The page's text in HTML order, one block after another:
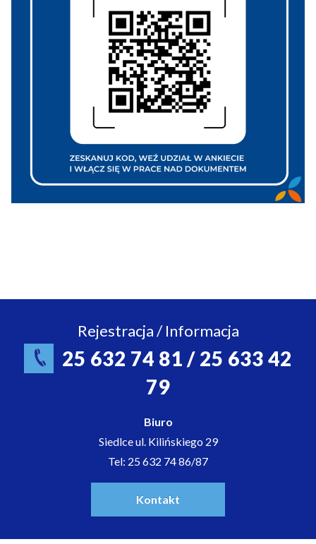
Rejestracja / Informacja
25 632 74 81 / 25 633 42
79
Biuro
Siedlce ul. Kilińskiego 29
Tel: 25 632 74 86/87
Kontakt